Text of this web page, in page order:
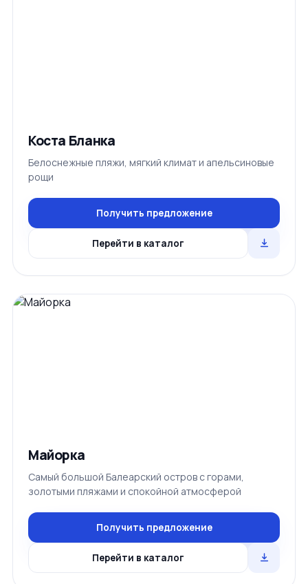
Коста Бланка
Белоснежные пляжи, мягкий климат и апельсиновые
рощи
Получить предложение
Перейти в каталог
Майорка
Самый большой Балеарский остров с горами,
золотыми пляжами и спокойной атмосферой
Получить предложение
Перейти в каталог